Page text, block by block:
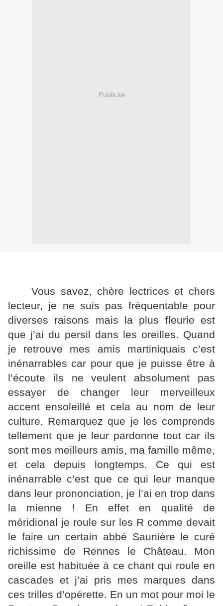
Publicité
Vous savez, chère lectrices et chers
lecteur, je ne suis pas fréquentable pour
diverses raisons mais la plus fleurie est
que j’ai du persil dans les oreilles. Quand
je retrouve mes amis martiniquais c’est
inénarrables car pour que je puisse être à
l’écoute ils ne veulent absolument pas
essayer de changer leur merveilleux
accent ensoleillé et cela au nom de leur
culture. Remarquez que je les comprends
tellement que je leur pardonne tout car ils
sont mes meilleurs amis, ma famille même,
et cela depuis longtemps. Ce qui est
inénarrable c’est que ce qui leur manque
dans leur prononciation, je l’ai en trop dans
la mienne ! En effet en qualité de
méridional je roule sur les R comme devait
le faire un certain abbé Saunière le curé
richissime de Rennes le Château. Mon
oreille est habituée à ce chant qui roule en
cascades et j’ai pris mes marques dans
ces trilles d’opérette. En un mot pour moi le